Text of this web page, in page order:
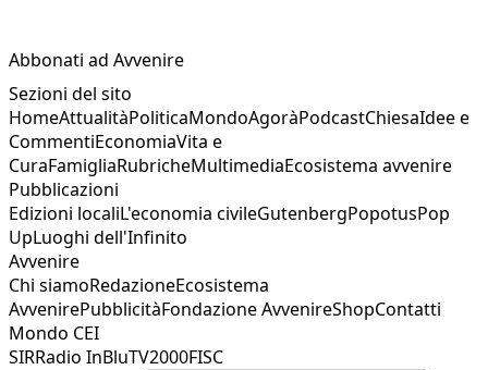
Abbonati ad Avvenire
Sezioni del sito
HomeAttualitàPoliticaMondoAgoràPodcastChiesaIdee e
CommentiEconomiaVita e
CuraFamigliaRubricheMultimediaEcosistema avvenire
Pubblicazioni
Edizioni localiL'economia civileGutenbergPopotusPop
UpLuoghi dell'Infinito
Avvenire
Chi siamoRedazioneEcosistema
AvvenirePubblicitàFondazione AvvenireShopContatti
Mondo CEI
SIRRadio InBluTV2000FISC